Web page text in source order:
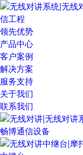
领先优势
产品中心
客户案例
解决方案
服务支持
关于我们
联系我们
畅博通信设备